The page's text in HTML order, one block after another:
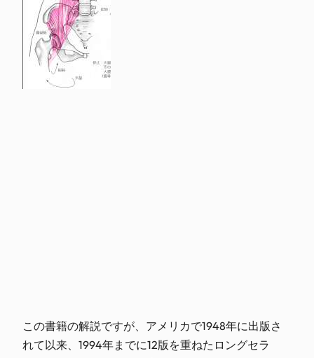
この書籍の解説ですが、アメリカで1948年に出版さ
れて以来、1994年までに12版を重ねたロングセラ